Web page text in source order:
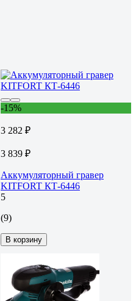
-15%
3 282 ₽
3 839 ₽
Аккумуляторный гравер
KITFORT КТ-6446
5
(9)
В корзину